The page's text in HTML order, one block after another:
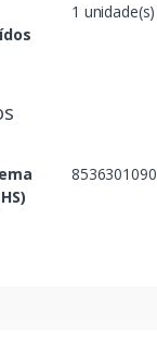
1 unidade(s)
8536301090